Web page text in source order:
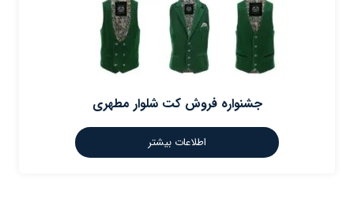
جشنواره فروش کت شلوار مطهری
اطلاعات بیشتر